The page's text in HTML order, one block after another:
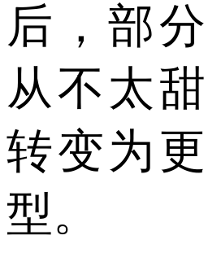
后，部
从不太
转变为
型。